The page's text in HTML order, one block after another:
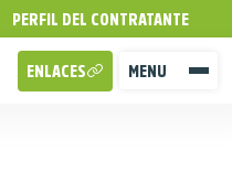
PERFIL DEL CONTRATANTE
MENU
ENLACES